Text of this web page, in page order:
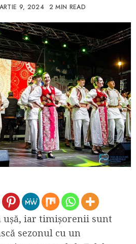
9, 2024 2 MIN READ
ușă, iar timișorenii sunt
sezonul cu un